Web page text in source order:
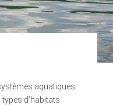
aquatiques
d’habitats